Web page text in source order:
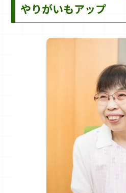
やりがいもアップ